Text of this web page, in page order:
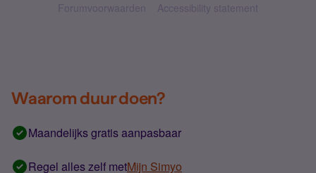
Forumvoorwaarden Accessibility statement
Waarom duur doen?
Maandelijks gratis aanpasbaar
Regel alles zelf metMijn Simyo